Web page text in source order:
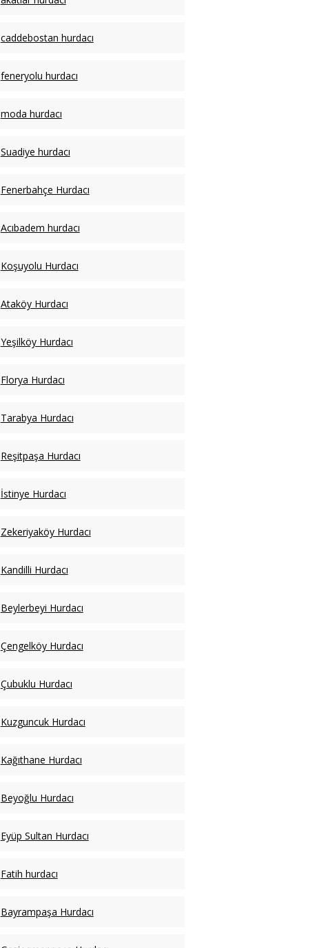
caddebostan hurdacı
feneryolu hurdacı
moda hurdacı
Suadiye hurdacı
Fenerbahçe Hurdacı
Acıbadem hurdacı
Koşuyolu Hurdacı
Ataköy Hurdacı
Yeşilköy Hurdacı
Florya Hurdacı
Tarabya Hurdacı
Reşitpaşa Hurdacı
İstinye Hurdacı
Zekeriyaköy Hurdacı
Kandilli Hurdacı
Beylerbeyi Hurdacı
Çengelköy Hurdacı
Çubuklu Hurdacı
Kuzguncuk Hurdacı
Kağıthane Hurdacı
Beyoğlu Hurdacı
Eyüp Sultan Hurdacı
Fatih hurdacı
Bayrampaşa Hurdacı